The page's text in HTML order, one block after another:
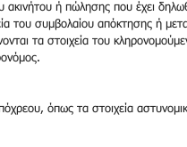
ή πώλησης που έχει
του συμβολαίου απόκτησης ή
τα στοιχεία του
όπως τα στοιχεία